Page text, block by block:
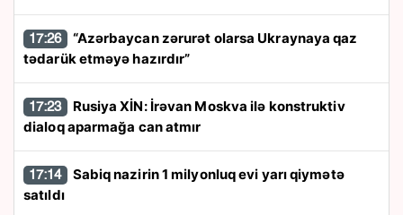
17:26
tədarük etməyə hazırdır”
17:23
dialoq aparmağa can atmır
17:14
satıldı